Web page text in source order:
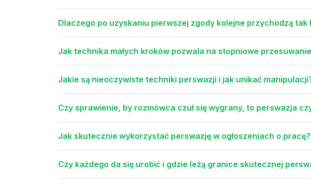
Dlaczego po uzyskaniu pierwszej zgody kolejne przychodzą tak
Jak technika małych kroków pozwala na stopniowe
Jakie są nieoczywiste techniki perswazji i jak unikać
Czy sprawienie, by rozmówca czuł się wygrany, to perswazja
Jak skutecznie wykorzystać perswazję w ogłoszeniach o pracę?
Czy każdego da się urobić i gdzie leżą granice skutecznej